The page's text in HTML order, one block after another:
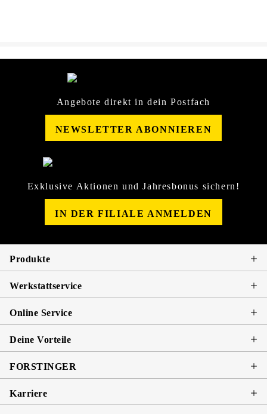
Angebote direkt in dein Postfach
NEWSLETTER ABONNIEREN
Exklusive Aktionen und Jahresbonus sichern!
IN DER FILIALE ANMELDEN
Produkte
Werkstattservice
Online Service
Deine Vorteile
FORSTINGER
Karriere